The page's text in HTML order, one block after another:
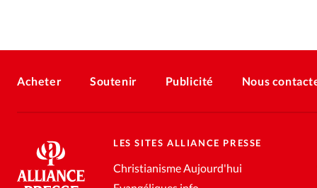
Acheter Soutenir Publicité Nous
LES SITES ALLIANCE PRESSE
Christianisme Aujourd'hui